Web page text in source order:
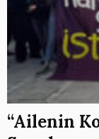
“Ailenin